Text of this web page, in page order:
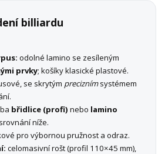
billiardu
odolné lamino se zesíleným
prvky; košíky klasické plastové.
se skrytým preciznímsystémem
břidlice (profi) nebo lamino
níže.
pro výbornou pružnost a odraz.
celomasivní rošt (profil 110×45 mm),